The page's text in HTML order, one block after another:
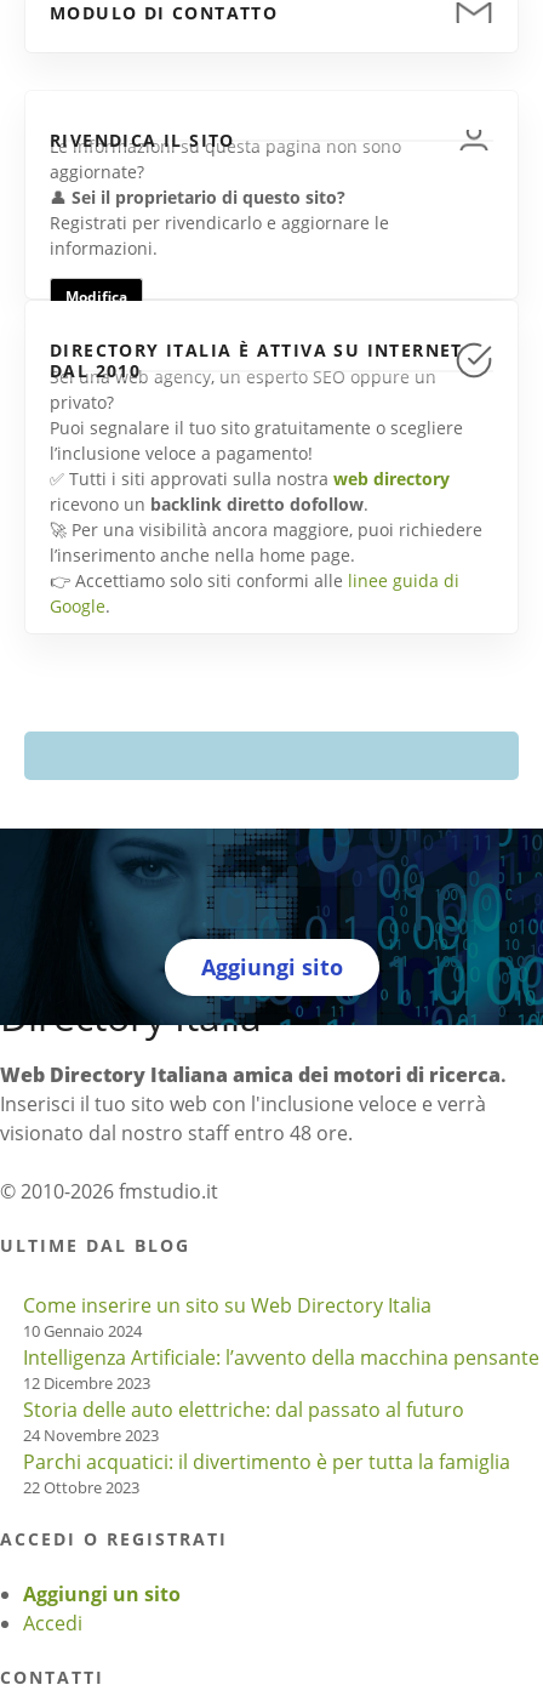
MODULO DI CONTATTO
RIVENDICA IL SITO
Le informazioni su questa pagina non sono
aggiornate?
👤 Sei il proprietario di questo sito?
Registrati per rivendicarlo e aggiornare le
informazioni.
Modifica
DIRECTORY ITALIA È ATTIVA SU INTERNET
DAL 2010
Sei una web agency, un esperto SEO oppure un
privato?
Puoi segnalare il tuo sito gratuitamente o scegliere
l’inclusione veloce a pagamento!
✅ Tutti i siti approvati sulla nostra web directory
ricevono un backlink diretto dofollow.
🚀 Per una visibilità ancora maggiore, puoi richiedere
l’inserimento anche nella home page.
👉 Accettiamo solo siti conformi alle linee guida di
Google.
Aggiungi sito
Directory Italia
Web Directory Italiana amica dei motori di ricerca.
Inserisci il tuo sito web con l'inclusione veloce e verrà
visionato dal nostro staff entro 48 ore.
© 2010-2026 fmstudio.it
ULTIME DAL BLOG
Come inserire un sito su Web Directory Italia
10 Gennaio 2024
Intelligenza Artificiale: l’avvento della macchina pensante
12 Dicembre 2023
Storia delle auto elettriche: dal passato al futuro
24 Novembre 2023
Parchi acquatici: il divertimento è per tutta la famiglia
22 Ottobre 2023
ACCEDI O REGISTRATI
Aggiungi un sito
Accedi
CONTATTI